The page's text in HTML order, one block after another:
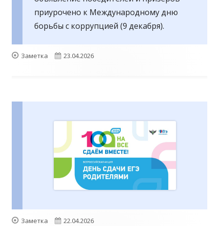
приурочено к Международному дню
борьбы с коррупцией (9 декабря).
Формат
Заметка Опубликовано
23.04.2026
Формат
Заметка Опубликовано
22.04.2026